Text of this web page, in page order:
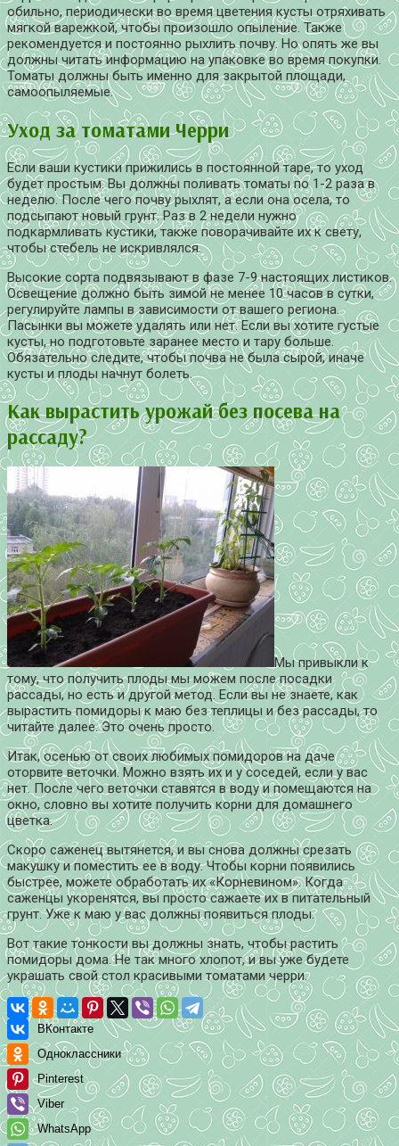
обильно, периодически во время цветения кусты отряхивать
мягкой варежкой, чтобы произошло опыление. Также
рекомендуется и постоянно рыхлить почву. Но опять же вы
должны читать информацию на упаковке во время покупки.
Томаты должны быть именно для закрытой площади,
самоопыляемые.
Уход за томатами Черри
Если ваши кустики прижились в постоянной таре, то уход
будет простым. Вы должны поливать томаты по 1-2 раза в
неделю. После чего почву рыхлят, а если она осела, то
подсыпают новый грунт. Раз в 2 недели нужно
подкармливать кустики, также поворачивайте их к свету,
чтобы стебель не искривлялся.
Высокие сорта подвязывают в фазе 7-9 настоящих листиков.
Освещение должно быть зимой не менее 10 часов в сутки,
регулируйте лампы в зависимости от вашего региона.
Пасынки вы можете удалять или нет. Если вы хотите густые
кусты, но подготовьте заранее место и тару больше.
Обязательно следите, чтобы почва не была сырой, иначе
кусты и плоды начнут болеть.
Как вырастить урожай без посева на
рассаду?
Мы привыкли к
тому, что получить плоды мы можем после посадки
рассады, но есть и другой метод. Если вы не знаете, как
вырастить помидоры к маю без теплицы и без рассады, то
читайте далее. Это очень просто.
Итак, осенью от своих любимых помидоров на даче
оторвите веточки. Можно взять их и у соседей, если у вас
нет. После чего веточки ставятся в воду и помещаются на
окно, словно вы хотите получить корни для домашнего
цветка.
Скоро саженец вытянется, и вы снова должны срезать
макушку и поместить ее в воду. Чтобы корни появились
быстрее, можете обработать их «Корневином». Когда
саженцы укоренятся, вы просто сажаете их в питательный
грунт. Уже к маю у вас должны появиться плоды.
Вот такие тонкости вы должны знать, чтобы растить
помидоры дома. Не так много хлопот, и вы уже будете
украшать свой стол красивыми томатами черри.
ВКонтакте
Одноклассники
Pinterest
Viber
WhatsApp